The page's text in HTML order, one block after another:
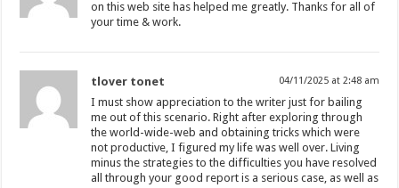
on this web site has helped me greatly. Thanks for all of
your time & work.
tlover tonet 04/11/2025 at 2:48 am
I must show appreciation to the writer just for bailing
me out of this scenario. Right after exploring through
the world-wide-web and obtaining tricks which were
not productive, I figured my life was well over. Living
minus the strategies to the difficulties you have resolved
all through your good report is a serious case, as well as